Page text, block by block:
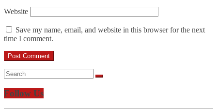
Website
Save my name, email, and website in this browser for the next
time I comment.
Follow Us